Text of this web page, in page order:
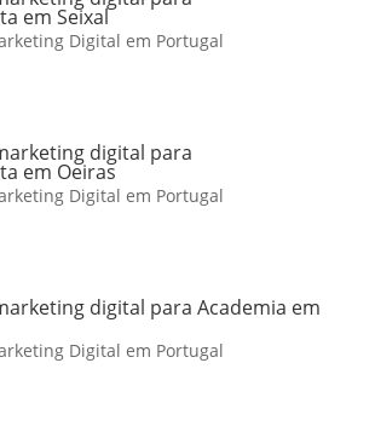
em Seixal
Digital em Portugal
digital para
em Oeiras
Digital em Portugal
digital para Academia em
Digital em Portugal